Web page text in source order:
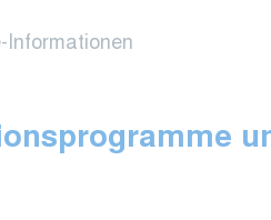
Informationen